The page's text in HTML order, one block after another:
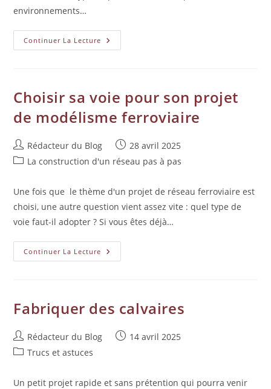
environnements…
Continuer La Lecture
Choisir sa voie pour son projet
de modélisme ferroviaire
Rédacteur du Blog
28 avril 2025
La construction d'un réseau pas à pas
Une fois que le thème d'un projet de réseau ferroviaire est
choisi, une autre question vient assez vite : quel type de
voie faut-il adopter ? Si vous êtes déjà…
Continuer La Lecture
Fabriquer des calvaires
Rédacteur du Blog
14 avril 2025
Trucs et astuces
Un petit projet rapide et sans prétention qui pourra venir